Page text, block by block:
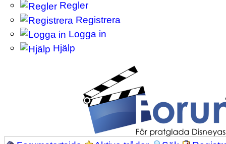
Regler
Registrera
Logga in
Hjälp